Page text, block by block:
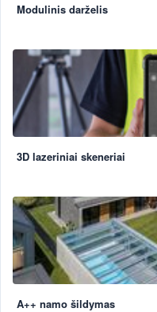
Modulinis darželis
3D lazeriniai skeneriai
A++ namo šildymas